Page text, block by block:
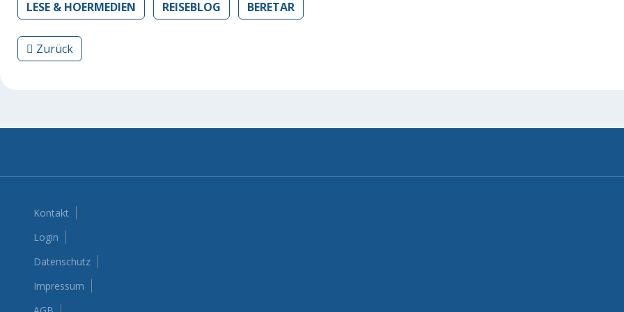
LESE & HOERMEDIEN REISEBLOG BERETAR
Vorheriger Beitrag: Wie ein Herz ohne Körper ...
Zurück
Kontakt
Login
Datenschutz
Impressum